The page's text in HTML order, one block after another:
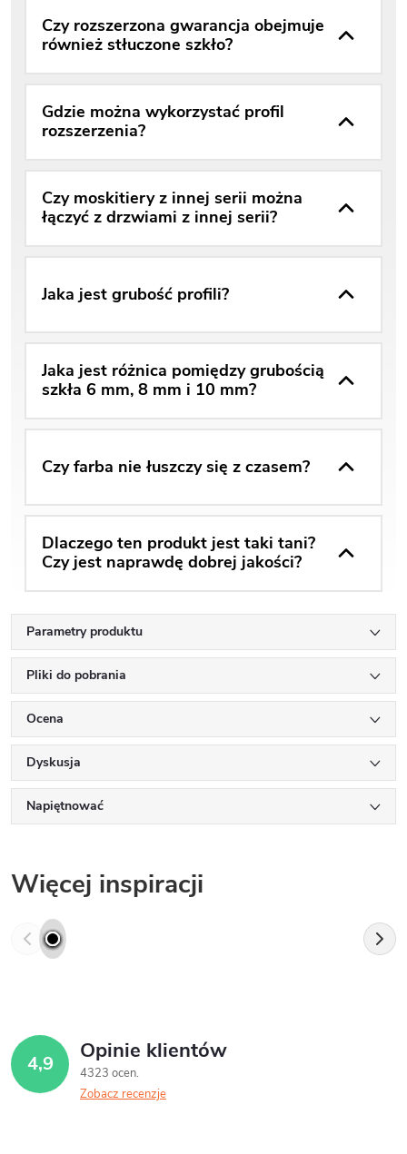
Czy rozszerzona gwarancja obejmuje
również stłuczone szkło?
Gdzie można wykorzystać profil
rozszerzenia?
Czy moskitiery z innej serii można
łączyć z drzwiami z innej serii?
Jaka jest grubość profili?
Jaka jest różnica pomiędzy grubością
szkła 6 mm, 8 mm i 10 mm?
Czy farba nie łuszczy się z czasem?
Dlaczego ten produkt jest taki tani?
Czy jest naprawdę dobrej jakości?
Parametry produktu
Pliki do pobrania
Ocena
Dyskusja
Napiętnować
Więcej inspiracji
4,9 Opinie klientów
4323 ocen
Zobacz recenzje